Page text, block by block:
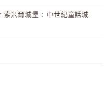
米爾城堡 : 中世紀童話城